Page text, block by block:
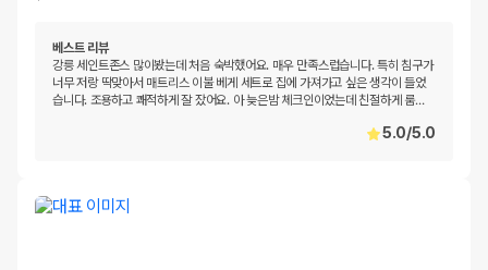
베스트 리뷰
강릉 세인트존스 많이봤는데 처음 숙박했어요. 매우 만족스럽습니다. 특히 침구가
너무 저랑 딱맞아서 매트리스 이불 베게 세트로 집에 가져가고 싶은 생각이 들었
습니다. 조용하고 쾌적하게 잘 잤어요. 아 늦은밤 체크인이었는데 친절하게 룸…
5.0/5.0